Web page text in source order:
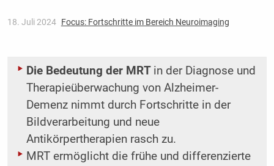
18. Juli 2024 Focus: Fortschritte im Bereich Neuroimaging
Die Bedeutung der MRT in der Diagnose und
Therapieüberwachung von Alzheimer-
Demenz nimmt durch Fortschritte in der
Bildverarbeitung und neue
Antikörpertherapien rasch zu.
MRT ermöglicht die frühe und differenzierte